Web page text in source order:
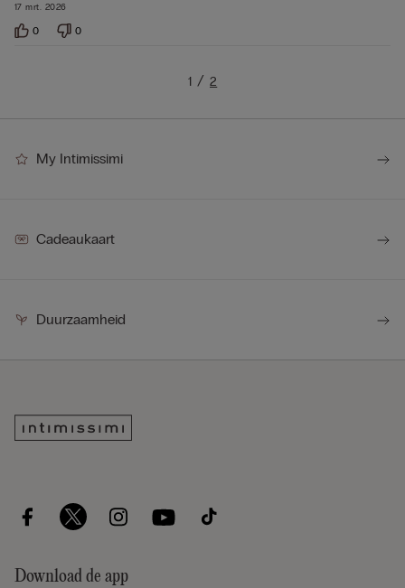
17 mrt. 2026
0 0
1 2
My Intimissimi
Cadeaukaart
Duurzaamheid
Download de app